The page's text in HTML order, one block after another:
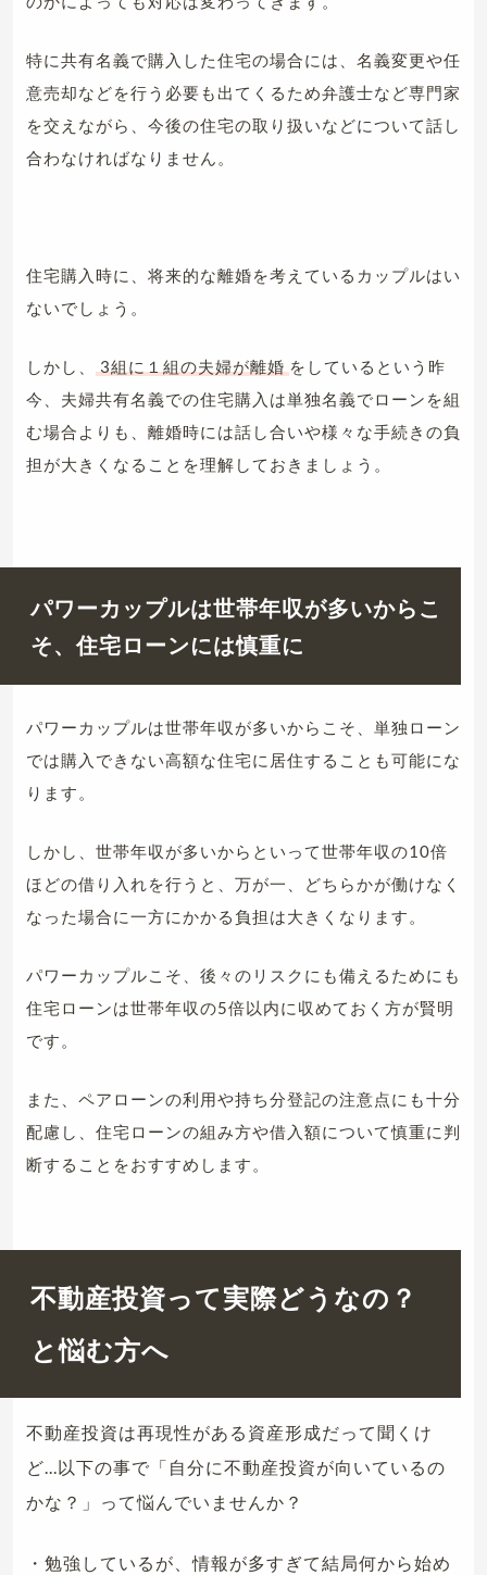
特に共有名義で購入した住宅の場合には、名義変更や任
意売却などを行う必要も出てくるため弁護士など専門家
を交えながら、今後の住宅の取り扱いなどについて話し
合わなければなりません。
住宅購入時に、将来的な離婚を考えているカップルはい
ないでしょう。
しかし、 3組に１組の夫婦が離婚 をしているという昨
今、夫婦共有名義での住宅購入は単独名義でローンを組
む場合よりも、離婚時には話し合いや様々な手続きの負
担が大きくなることを理解しておきましょう。
パワーカップルは世帯年収が多いからこ
そ、住宅ローンには慎重に
パワーカップルは世帯年収が多いからこそ、単独ローン
では購入できない高額な住宅に居住することも可能にな
ります。
しかし、世帯年収が多いからといって世帯年収の10倍
ほどの借り入れを行うと、万が一、どちらかが働けなく
なった場合に一方にかかる負担は大きくなります。
パワーカップルこそ、後々のリスクにも備えるためにも
住宅ローンは世帯年収の5倍以内に収めておく方が賢明
です。
また、ペアローンの利用や持ち分登記の注意点にも十分
配慮し、住宅ローンの組み方や借入額について慎重に判
断することをおすすめします。
不動産投資って実際どうなの？
と悩む方へ
不動産投資は再現性がある資産形成だって聞くけ
ど...以下の事で「自分に不動産投資が向いているの
かな？」って悩んでいませんか？
・勉強しているが、情報が多すぎて結局何から始め